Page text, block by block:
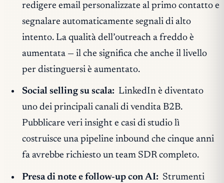
redigere email personalizzate al primo contatto e
segnalare automaticamente segnali di alto
intento. La qualità dell’outreach a freddo è
aumentata — il che significa che anche il livello
per distinguersi è aumentato.
Social selling su scala: LinkedIn è diventato
uno dei principali canali di vendita B2B.
Pubblicare veri insight e casi di studio lì
costruisce una pipeline inbound che cinque anni
fa avrebbe richiesto un team SDR completo.
Presa di note e follow-up con AI: Strumenti